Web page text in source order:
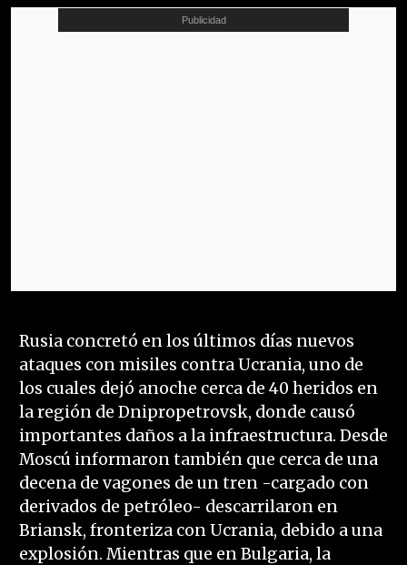
Rusia concretó en los últimos días nuevos
ataques con misiles contra Ucrania, uno de
los cuales dejó anoche cerca de 40 heridos en
la región de Dnipropetrovsk, donde causó
importantes daños a la infraestructura. Desde
Moscú informaron también que cerca de una
decena de vagones de un tren -cargado con
derivados de petróleo- descarrilaron en
Briansk, fronteriza con Ucrania, debido a una
explosión. Mientras que en Bulgaria, la